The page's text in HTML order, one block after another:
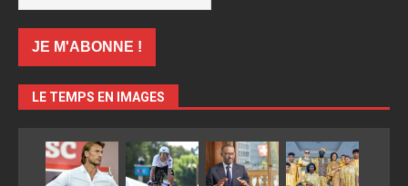
LE TEMPS EN IMAGES